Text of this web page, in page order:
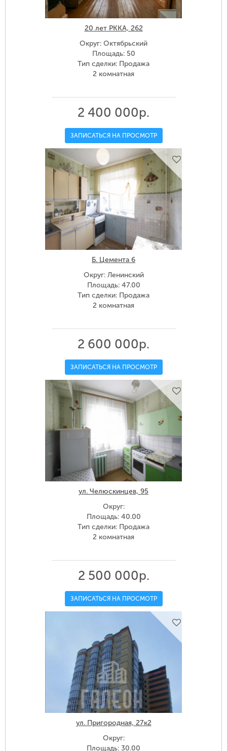
20 лет РККА, 262
Округ: Октябрьский
Площадь: 50
Тип сделки: Продажа
2 комнатная
2 400 000р.
ЗАПИСАТЬСЯ НА ПРОСМОТР
Б. Цемента 6
Округ: Ленинский
Площадь: 47.00
Тип сделки: Продажа
2 комнатная
2 600 000р.
ЗАПИСАТЬСЯ НА ПРОСМОТР
ул. Челюскинцев, 95
Округ:
Площадь: 40.00
Тип сделки: Продажа
2 комнатная
2 500 000р.
ЗАПИСАТЬСЯ НА ПРОСМОТР
ул. Пригородная, 27к2
Округ:
Площадь: 30.00